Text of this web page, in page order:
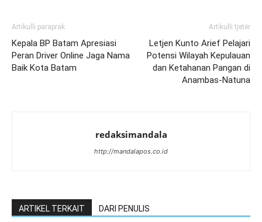
Artikulli paraprak
Kepala BP Batam Apresiasi
Peran Driver Online Jaga Nama
Baik Kota Batam
Artikulli tjetër
Letjen Kunto Arief Pelajari
Potensi Wilayah Kepulauan
dan Ketahanan Pangan di
Anambas-Natuna
redaksimandala
http://mandalapos.co.id
ARTIKEL TERKAIT DARI PENULIS